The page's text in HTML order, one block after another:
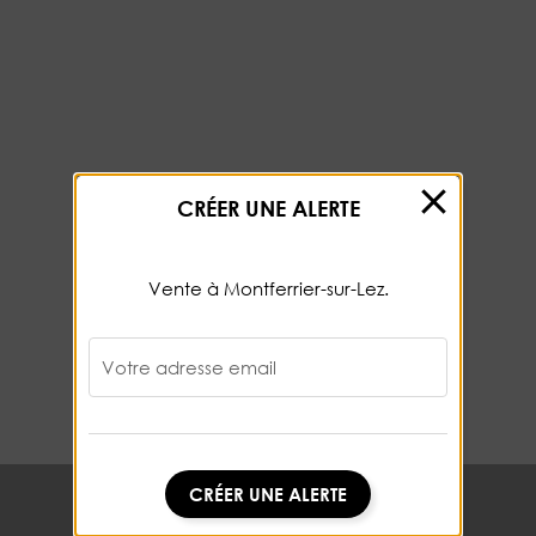
CRÉER UNE ALERTE
CRÉER UNE ALERTE
Vente à Montferrier-sur-Lez.
Votre adresse email
CRÉER UNE ALERTE